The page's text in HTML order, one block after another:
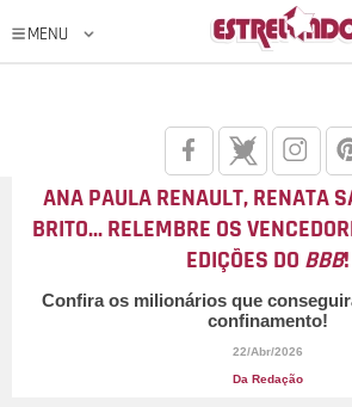
ANA PAULA RENAULT, RENATA
BRITO... RELEMBRE OS
EDIÇÕES DO BBB!
Confira os milionários que
confinamento!
22/Abr/2026
Da Redação